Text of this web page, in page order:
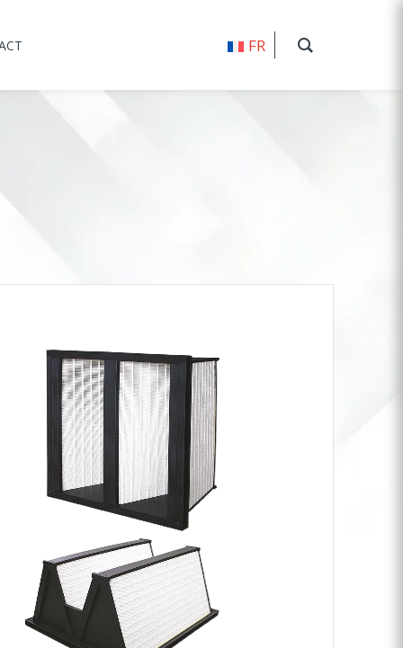
FR